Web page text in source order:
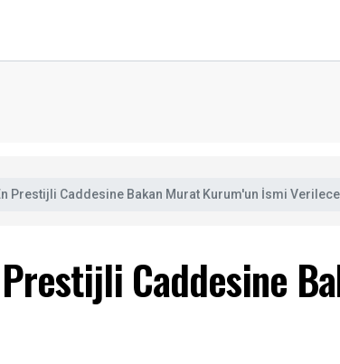
Prestijli Caddesine Bakan Murat Kurum'un İsmi
Prestijli Caddesine